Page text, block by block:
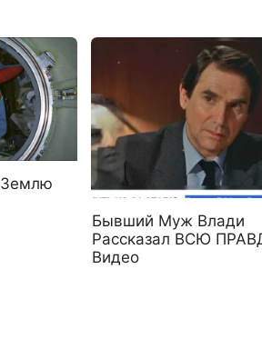
Бывший Муж Влади
Рассказал ВСЮ
Видео